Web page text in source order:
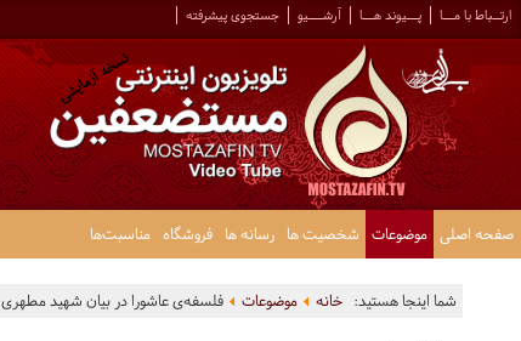
ارتــباط با مـــا پـــیوند هـــا آرشــــیو جستجوی پیشرفته
صفحه اصلی موضوعات شخصیت ها رسانه ها فروشگاه مناسبت‌ها
شما اینجا هستید: خانه موضوعات فلسفه‌ی عاشورا در بیان شهید مطهری